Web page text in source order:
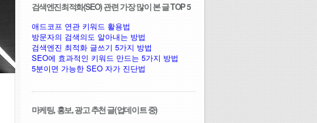
검색엔진최적화(SEO) 관련 가장 많이 본 글 TOP 5
애드코프 연관 키워드 활용법
방문자의 검색의도 알아내는 방법
검색엔진 최적화 글쓰기 5가지 방법
SEO에 효과적인 키워드 만드는 5가지 방법
5분이면 가능한 SEO 자가 진단법
마케팅, 홍보, 광고 추천 글(업데이트 중)